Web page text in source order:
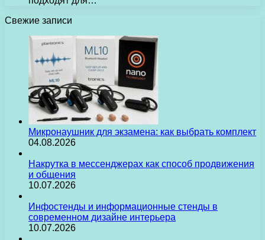
Свежие записи
Микронаушник для экзамена: как выбрать комплект
04.08.2026
Накрутка в мессенджерах как способ продвижения
и общения
10.07.2026
Инфостенды и информационные стенды в
современном дизайне интерьера
10.07.2026